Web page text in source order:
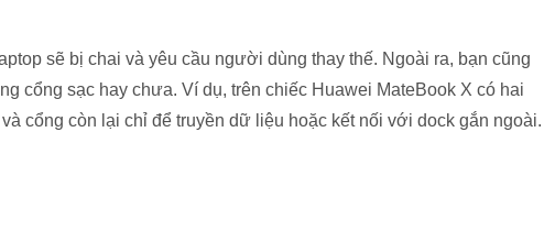
sẽ bị chai và yêu cầu người dùng thay thế. Ngoài ra, bạn cũng
cổng sạc hay chưa. Ví dụ, trên chiếc Huawei MateBook X có hai
cổng còn lại chỉ để truyền dữ liệu hoặc kết nối với dock gắn ngoài.